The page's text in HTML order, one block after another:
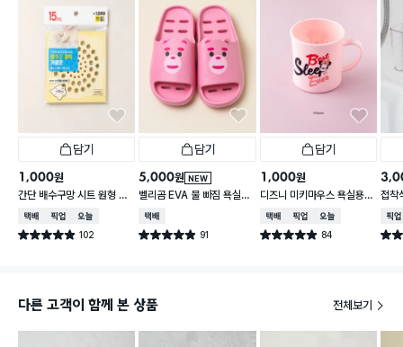
담기
1,000원
간단 배수구망 시트 원형 중
형 15매입
택배배송매장픽업오늘배송
별점 4.9점 102
건 작성
담기
NEW
5,000원
벨리곰 EVA 물 빠짐 욕실화
260~280 mm
택배배송
별점 4.9점 91
건 작성
담기
1,000원
디즈니 미키마우스 욕실용
컵
택배배송매장픽업오늘배송
별점 4.9점 84
건 작성
접착
납
매장
별점
다른 고객이 함께 본 상품 전체보기